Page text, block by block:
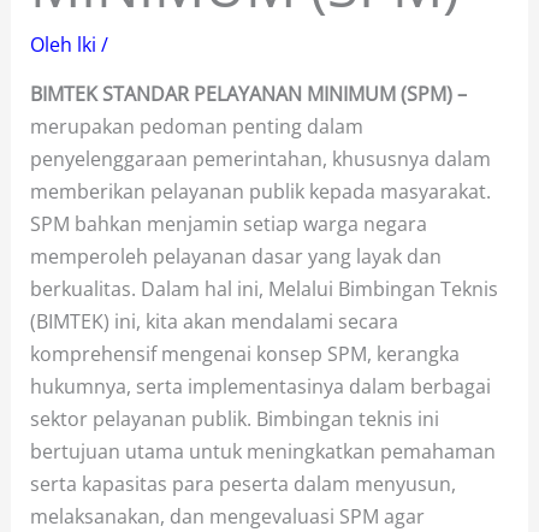
Oleh lki /
BIMTEK STANDAR PELAYANAN MINIMUM (SPM) –
merupakan pedoman penting dalam
penyelenggaraan pemerintahan, khususnya dalam
memberikan pelayanan publik kepada masyarakat.
SPM bahkan menjamin setiap warga negara
memperoleh pelayanan dasar yang layak dan
berkualitas. Dalam hal ini, Melalui Bimbingan Teknis
(BIMTEK) ini, kita akan mendalami secara
komprehensif mengenai konsep SPM, kerangka
hukumnya, serta implementasinya dalam berbagai
sektor pelayanan publik. Bimbingan teknis ini
bertujuan utama untuk meningkatkan pemahaman
serta kapasitas para peserta dalam menyusun,
melaksanakan, dan mengevaluasi SPM agar